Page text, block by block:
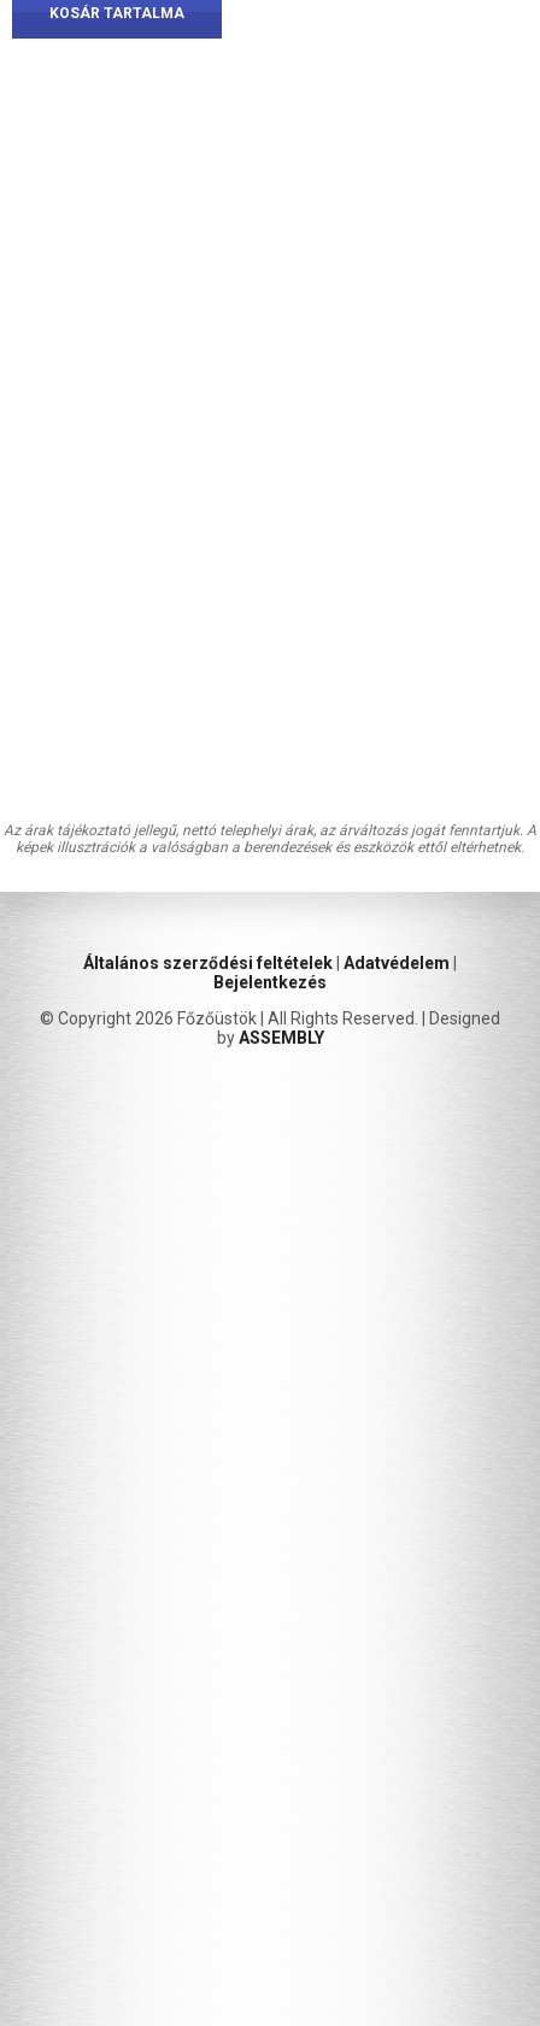
KOSÁR TARTALMA
Az árak tájékoztató jellegű, nettó telephelyi árak, az árváltozás jogát fenntartjuk. A
képek illusztrációk a valóságban a berendezések és eszközök ettől eltérhetnek.
Általános szerződési feltételek Adatvédelem
Bejelentkezés
© Copyright 2026 Főzőüstök | All Rights Reserved. | Designed
byASSEMBLY